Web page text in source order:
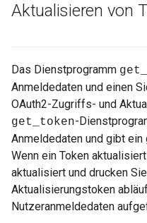
Aktualisieren von
Das Dienstprogramm
Anmeldedaten und einen
OAuth2-Zugriffs- und
get_token-
Anmeldedaten und gibt
Wenn ein Token
aktualisiert und drucken
Aktualisierungstoken
Nutzeranmeldedaten